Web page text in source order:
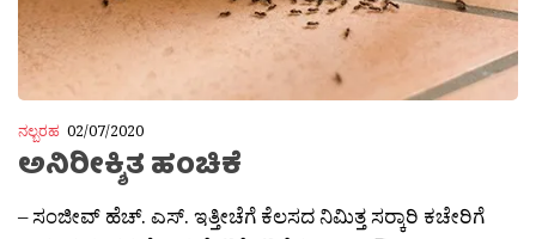
ನಲ್ಬರಹ 02/07/2020
ಅನಿರೀಕ್ಶಿತ ಹಂಚಿಕೆ
– ಸಂಜೀವ್ ಹೆಚ್. ಎಸ್. ಇತ್ತೀಚೆಗೆ ಕೆಲಸದ ನಿಮಿತ್ತ ಸರ‍್ಕಾರಿ ಕಚೇರಿಗೆ